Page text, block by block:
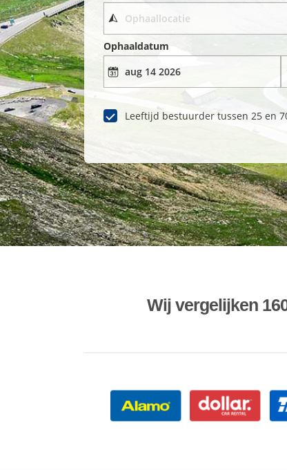
Ophaaldatum
Leeftijd bestuurder tussen 25 en
Wij vergelijken